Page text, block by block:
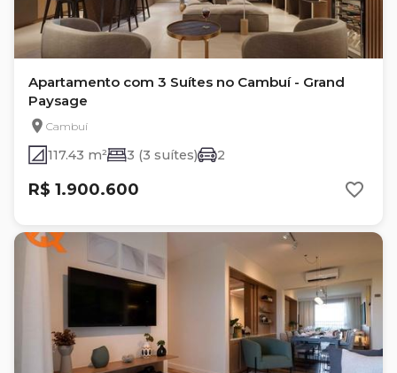
Apartamento com 3 Suítes no Cambuí - Grand
Paysage
Cambuí
117.43 m² 3 (3 suítes) 2
R$ 1.900.600